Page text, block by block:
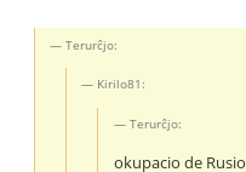
Terurĉjo:
Kirilo81:
Terurĉjo:
okupacio de